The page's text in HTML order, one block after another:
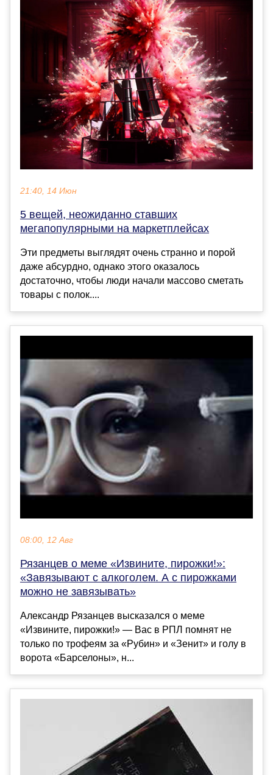
21:40, 14 Июн
5 вещей, неожиданно ставших
мегапопулярными на маркетплейсах
Эти предметы выглядят очень странно и порой
даже абсурдно, однако этого оказалось
достаточно, чтобы люди начали массово сметать
товары с полок....
08:00, 12 Авг
Рязанцев о меме «Извините, пирожки!»:
«Завязывают с алкоголем. А с пирожками
можно не завязывать»
Александр Рязанцев высказался о меме
«Извините, пирожки!» — Вас в РПЛ помнят не
только по трофеям за «Рубин» и «Зенит» и голу в
ворота «Барселоны», н...